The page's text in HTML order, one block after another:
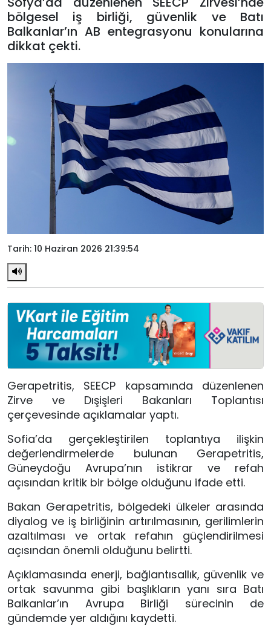
bölgesel iş birliği, güvenlik ve Batı
Balkanlar’ın AB entegrasyonu konularına
dikkat çekti.
Tarih: 10 Haziran 2026 21:39:54
Gerapetritis, SEECP kapsamında düzenlenen
Zirve ve Dışişleri Bakanları Toplantısı
çerçevesinde açıklamalar yaptı.
Sofia’da gerçekleştirilen toplantıya ilişkin
değerlendirmelerde bulunan Gerapetritis,
Güneydoğu Avrupa’nın istikrar ve refah
açısından kritik bir bölge olduğunu ifade etti.
Bakan Gerapetritis, bölgedeki ülkeler arasında
diyalog ve iş birliğinin artırılmasının, gerilimlerin
azaltılması ve ortak refahın güçlendirilmesi
açısından önemli olduğunu belirtti.
Açıklamasında enerji, bağlantısallık, güvenlik ve
ortak savunma gibi başlıkların yanı sıra Batı
Balkanlar’ın Avrupa Birliği sürecinin de
gündemde yer aldığını kaydetti.